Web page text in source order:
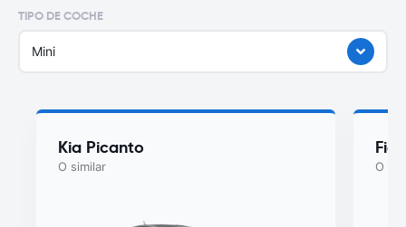
TIPO DE COCHE
Mini
Kia Picanto
O similar O